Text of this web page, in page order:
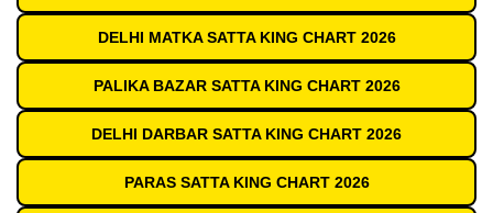
DELHI MATKA SATTA KING CHART 2026
PALIKA BAZAR SATTA KING CHART 2026
DELHI DARBAR SATTA KING CHART 2026
PARAS SATTA KING CHART 2026